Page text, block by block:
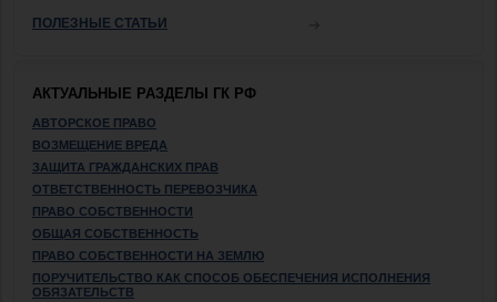
ПОЛЕЗНЫЕ СТАТЬИ
АКТУАЛЬНЫЕ РАЗДЕЛЫ ГК РФ
АВТОРСКОЕ ПРАВО
ВОЗМЕЩЕНИЕ ВРЕДА
ЗАЩИТА ГРАЖДАНСКИХ ПРАВ
ОТВЕТСТВЕННОСТЬ ПЕРЕВОЗЧИКА
ПРАВО СОБСТВЕННОСТИ
ОБЩАЯ СОБСТВЕННОСТЬ
ПРАВО СОБСТВЕННОСТИ НА ЗЕМЛЮ
ПОРУЧИТЕЛЬСТВО КАК СПОСОБ ОБЕСПЕЧЕНИЯ ИСПОЛНЕНИЯ
ОБЯЗАТЕЛЬСТВ